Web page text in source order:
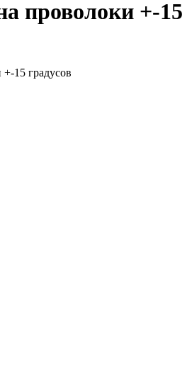
проволоки +-15
15 градусов